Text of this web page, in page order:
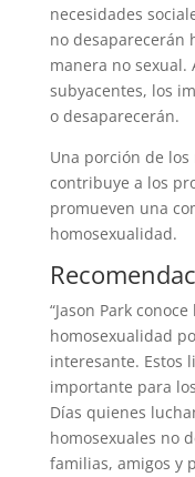
necesidades
no desaparecerán
manera no sexual.
subyacentes, los
o desaparecerán.
Una porción de
contribuye a los
promueven una
homosexualidad.
“Jason Park
homosexualidad
interesante. Estos
importante para
Días quienes
homosexuales no
familias, amigos y